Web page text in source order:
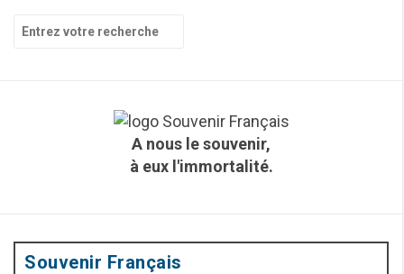
r
A nous le souvenir,
à eux l'immortalité.
Souvenir Français